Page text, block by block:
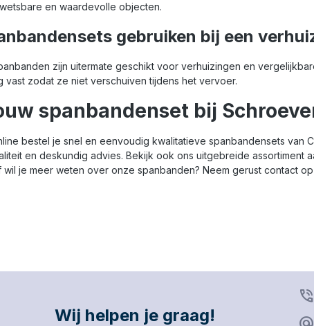
en waardevolle objecten.
gebruiken bij een
zijn uitermate geschikt voor verhuizingen en
vast zodat ze niet verschuiven tijdens het vervoer.
spanbandenset bij
bestel je snel en eenvoudig kwalitatieve spanbandensets van
en deskundig advies. Bekijk ook ons uitgebreide assortiment
je meer weten over onze spanbanden? Neem gerust contact
Wij helpen je graag!
phone_in_talk